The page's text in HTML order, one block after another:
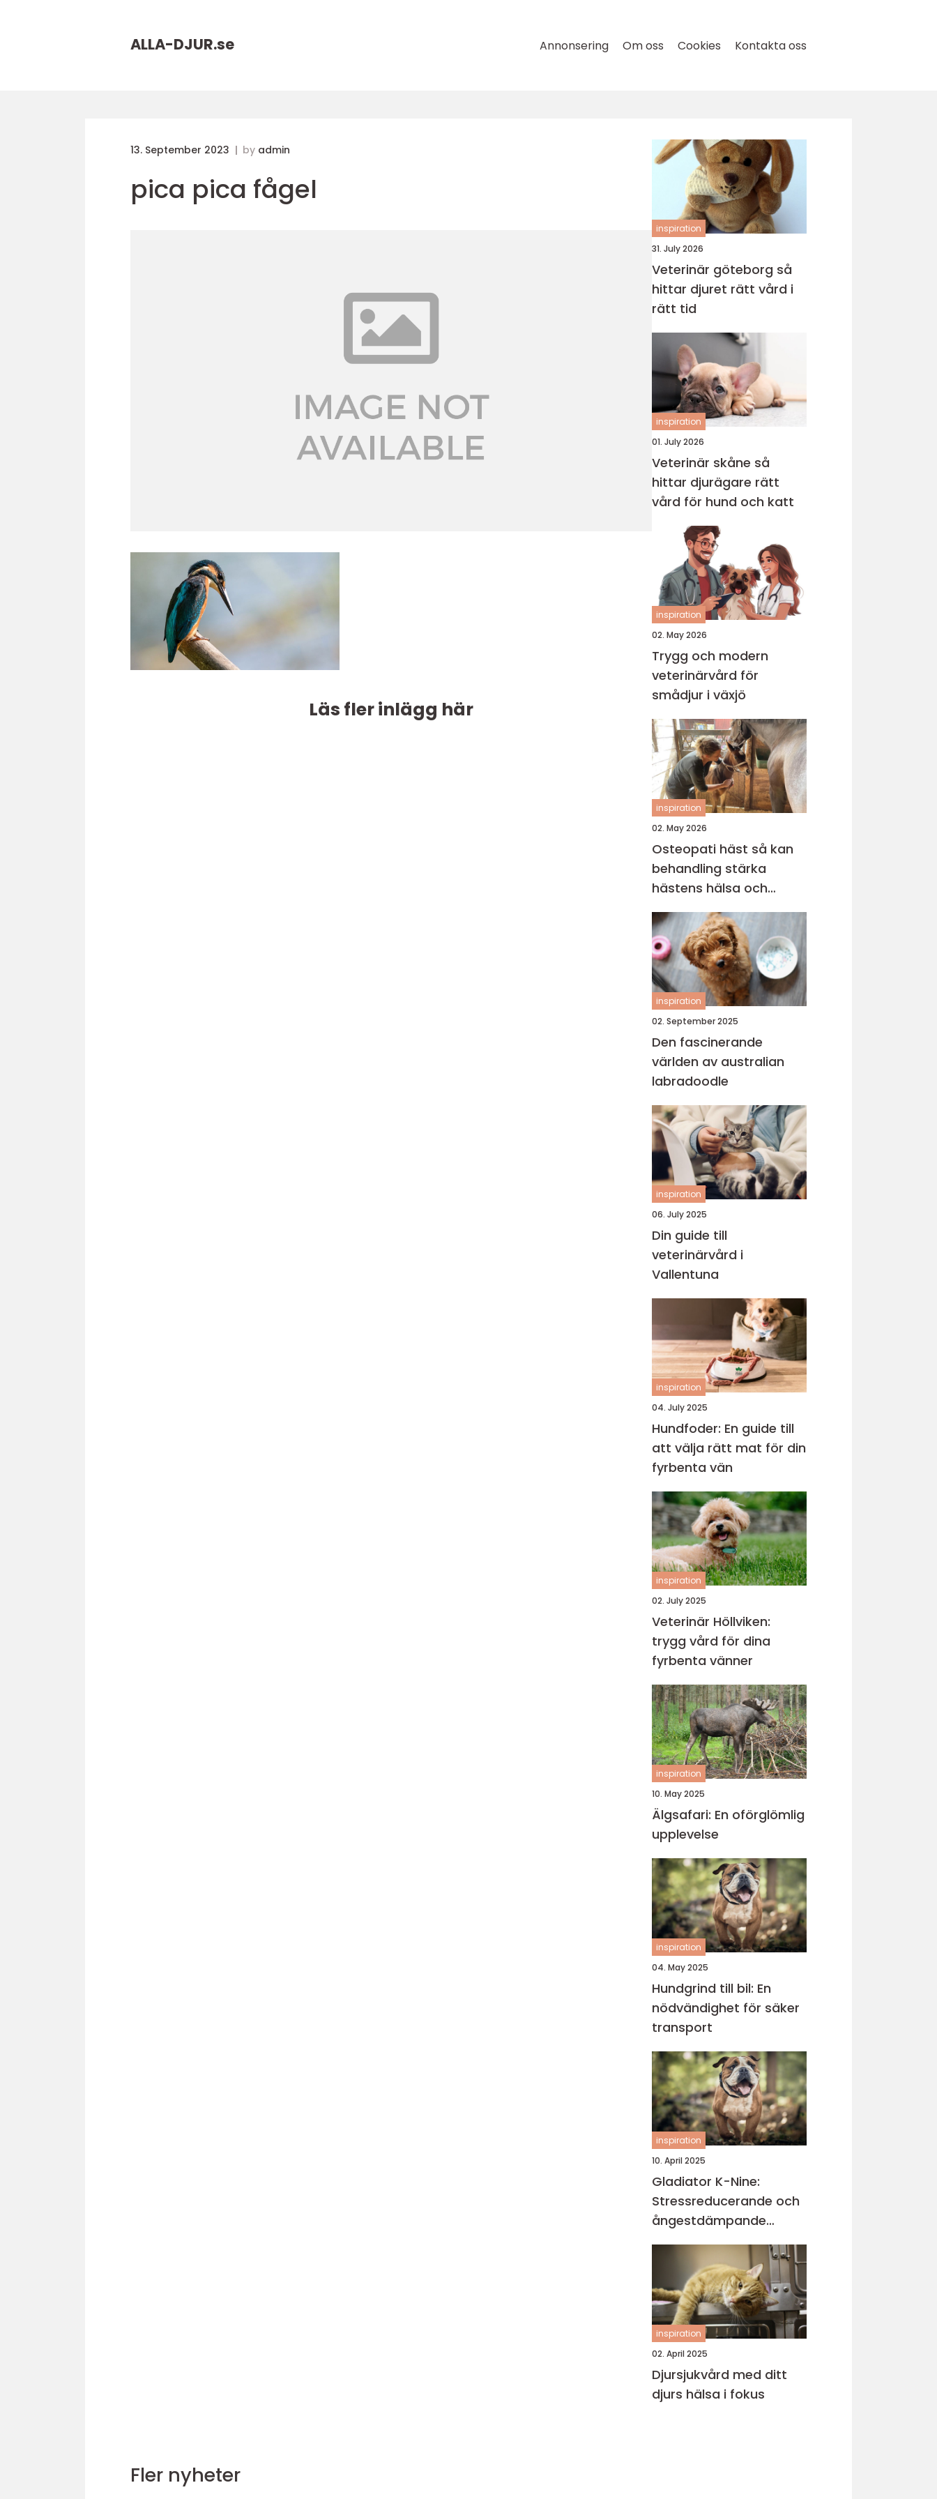
ALLA-DJUR.se Annonsering Om oss Cookies Kontakta oss
13. September 2023 by admin
pica pica fågel
Läs fler inlägg här
inspiration
31. July 2026
Veterinär göteborg så
hittar djuret rätt vård i
rätt tid
inspiration
01. July 2026
Veterinär skåne så
hittar djurägare rätt
vård för hund och katt
inspiration
02. May 2026
Trygg och modern
veterinärvård för
smådjur i växjö
inspiration
02. May 2026
Osteopati häst så kan
behandling stärka
hästens hälsa och
prestation
inspiration
02. September 2025
Den fascinerande
världen av australian
labradoodle
inspiration
06. July 2025
Din guide till
veterinärvård i
Vallentuna
inspiration
04. July 2025
Hundfoder: En guide till
att välja rätt mat för din
fyrbenta vän
inspiration
02. July 2025
Veterinär Höllviken:
trygg vård för dina
fyrbenta vänner
inspiration
10. May 2025
Älgsafari: En oförglömlig
upplevelse
inspiration
04. May 2025
Hundgrind till bil: En
nödvändighet för säker
transport
inspiration
10. April 2025
Gladiator K-Nine:
Stressreducerande och
ångestdämpande
hundhalsband
inspiration
02. April 2025
Djursjukvård med ditt
djurs hälsa i fokus
Fler nyheter